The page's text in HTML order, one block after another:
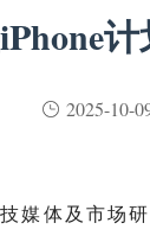
2025-10-
媒体及市场